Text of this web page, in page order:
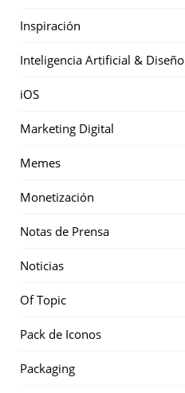
Inspiración
Inteligencia Artificial & Diseño
iOS
Marketing Digital
Memes
Monetización
Notas de Prensa
Noticias
Of Topic
Pack de Iconos
Packaging